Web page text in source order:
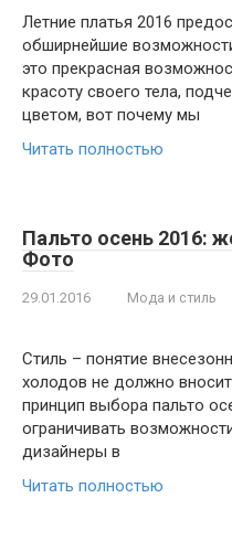
Летние платья 2016
обширнейшие
это прекрасная
красоту своего тела,
цветом, вот почему мы
Читать полностью
Пальто осень 2016:
Фото
29.01.2016 Мода и стиль
Стиль – понятие
холодов не должно
принцип выбора пальто
ограничивать
дизайнеры в
Читать полностью